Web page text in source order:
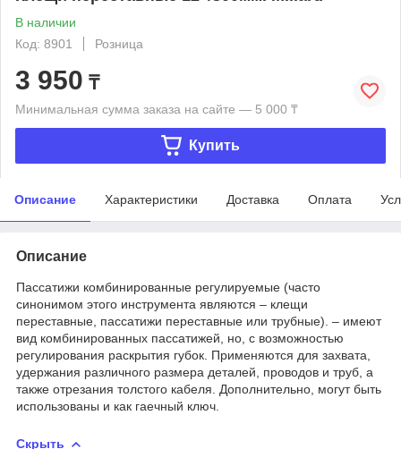
В наличии
Код: 8901
Розница
3 950 ₸
Минимальная сумма заказа на сайте — 5 000 ₸
Купить
Описание Характеристики Доставка Оплата
Описание
Пассатижи комбинированные регулируемые (часто
синонимом этого инструмента являются – клещи
переставные, пассатижи переставные или трубные). – имеют
вид комбинированных пассатижей, но, с возможностью
регулирования раскрытия губок. Применяются для захвата,
удержания различного размера деталей, проводов и труб, а
также отрезания толстого кабеля. Дополнительно, могут быть
использованы и как гаечный ключ.
Скрыть